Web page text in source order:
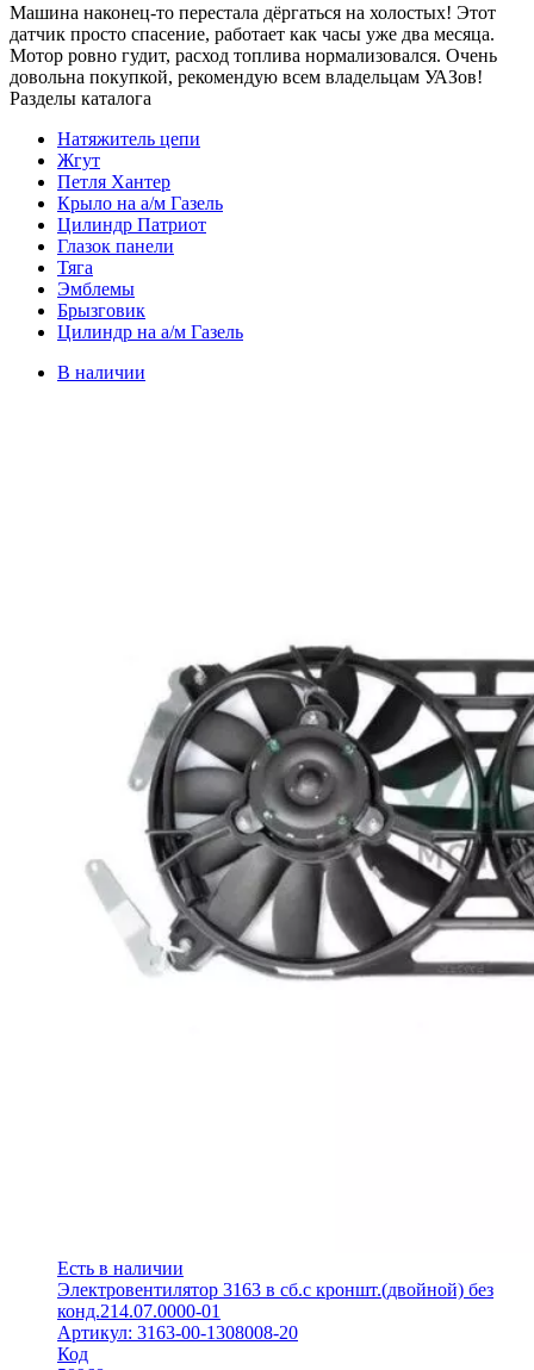
Машина наконец-то перестала дёргаться на холостых! Этот
датчик просто спасение, работает как часы уже два месяца.
Мотор ровно гудит, расход топлива нормализовался. Очень
довольна покупкой, рекомендую всем владельцам УАЗов!
Разделы каталога
Натяжитель цепи
Жгут
Петля Хантер
Крыло на а/м Газель
Цилиндр Патриот
Глазок панели
Тяга
Эмблемы
Брызговик
Цилиндр на а/м Газель
В наличии
Есть в наличии
Электровентилятор 3163 в сб.с кроншт.(двойной) без
конд.214.07.0000-01
Артикул: 3163-00-1308008-20
Код